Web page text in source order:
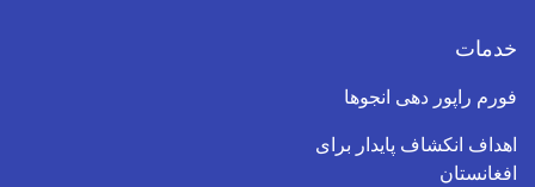
خدمات
فورم راپور دهی انجوها
اهداف انکشاف پایدار برای
افغانستان